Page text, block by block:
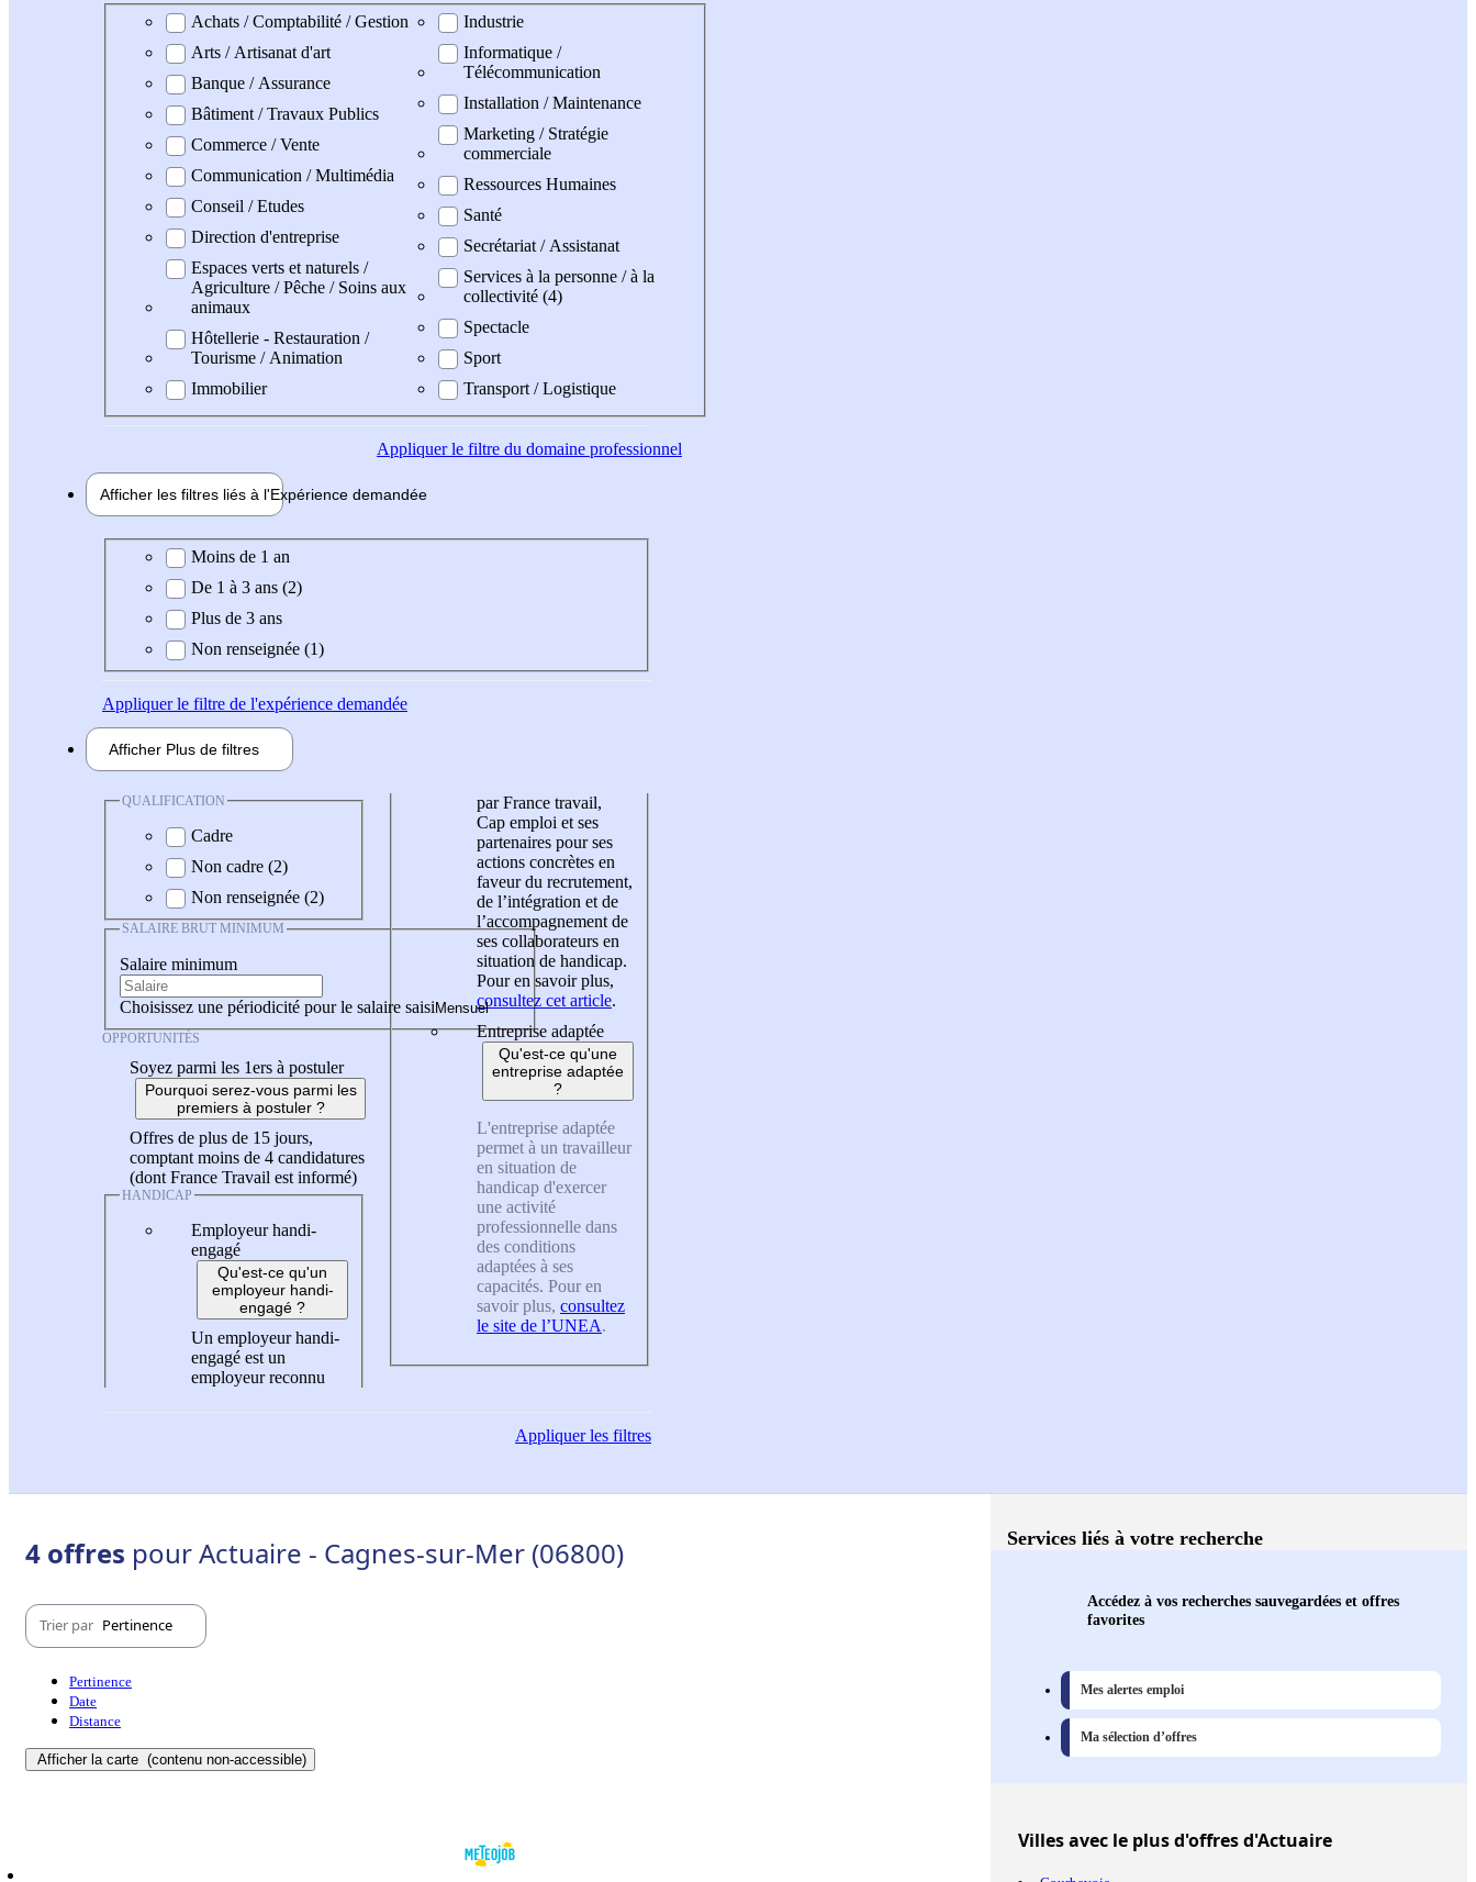
Domaine professionel
Achats / Comptabilité / Gestion
Arts / Artisanat d'art
Banque / Assurance
Bâtiment / Travaux Publics
Commerce / Vente
Communication / Multimédia
Conseil / Etudes
Direction d'entreprise
Espaces verts et naturels /
Agriculture / Pêche / Soins aux
animaux
Hôtellerie - Restauration /
Tourisme / Animation
Immobilier
Industrie
Informatique /
Télécommunication
Installation / Maintenance
Marketing / Stratégie
commerciale
Ressources Humaines
Santé
Secrétariat / Assistanat
Services à la personne / à la
collectivité (4)
Spectacle
Sport
Transport / Logistique
Appliquerle filtre du domaine professionnel
Afficher les filtres liés à l'Expérience demandée
Expérience demandée
Moins de 1 an
De 1 à 3 ans (2)
Plus de 3 ans
Non renseignée (1)
Appliquerle filtre de l'expérience demandée
Afficher Plus de filtres
QUALIFICATION
Cadre
Non cadre (2)
Non renseignée (2)
SALAIRE BRUT MINIMUM
Salaire minimum
Choisissez une périodicité pour le salaire saisi
OPPORTUNITÉS
Soyez parmi les 1ers à postuler
Pourquoi serez-vous parmi les
premiers à postuler ?
Offres de plus de 15 jours,
comptant moins de 4 candidatures
(dont France Travail est informé)
HANDICAP
Employeur handi-
engagé
Qu'est-ce qu'un
employeur handi-
engagé ?
Un employeur handi-
engagé est un
employeur reconnu
par France travail,
Cap emploi et ses
partenaires pour ses
actions concrètes en
faveur du recrutement,
de l’intégration et de
l’accompagnement de
ses collaborateurs en
situation de handicap.
Pour en savoir plus,
consultez cet article.
Entreprise adaptée
Qu'est-ce qu'une
entreprise adaptée
?
L'entreprise adaptée
permet à un travailleur
en situation de
handicap d'exercer
une activité
professionnelle dans
des conditions
adaptées à ses
capacités. Pour en
savoir plus, consultez
le site de l’UNEA.
Appliquerles filtres
4 offres pour Actuaire - Cagnes-sur-Mer (06800)
Trier par Pertinence
Pertinence
Date
Distance
Afficher la carte (contenu non-accessible)
Services liés à votre recherche
Accédez à vos recherches sauvegardées et offres
favorites
Mes alertes emploi
Ma sélection d’offres
Villesavec le plus d'offres d'Actuaire